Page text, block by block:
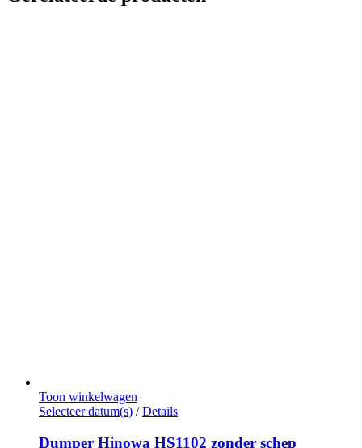
Toon winkelwagen
Selecteer datum(s) Dit
heeft
/ Details
Dumper Hinowa HS1102 zonder schep